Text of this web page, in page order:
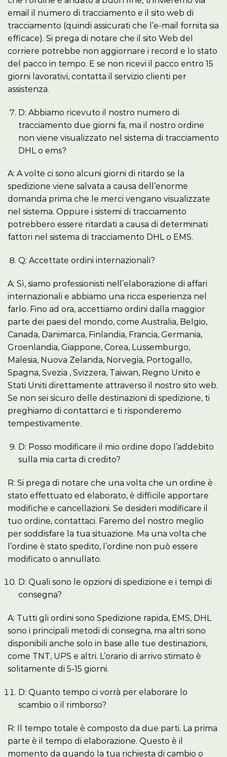
email il numero di tracciamento e il sito web di
tracciamento (quindi assicurati che l’e-mail fornita sia
efficace). Si prega di notare che il sito Web del
corriere potrebbe non aggiornare i record e lo stato
del pacco in tempo. E se non ricevi il pacco entro 15
giorni lavorativi, contatta il servizio clienti per
assistenza.
D: Abbiamo ricevuto il nostro numero di
tracciamento due giorni fa, ma il nostro ordine
non viene visualizzato nel sistema di tracciamento
DHL o ems?
A: A volte ci sono alcuni giorni di ritardo se la
spedizione viene salvata a causa dell’enorme
domanda prima che le merci vengano visualizzate
nel sistema. Oppure i sistemi di tracciamento
potrebbero essere ritardati a causa di determinati
fattori nel sistema di tracciamento DHL o EMS.
Q: Accettate ordini internazionali?
A: Sì, siamo professionisti nell’elaborazione di affari
internazionali e abbiamo una ricca esperienza nel
farlo. Fino ad ora, accettiamo ordini dalla maggior
parte dei paesi del mondo, come Australia, Belgio,
Canada, Danimarca, Finlandia, Francia, Germania,
Groenlandia, Giappone, Corea, Lussemburgo,
Malesia, Nuova Zelanda, Norvegia, Portogallo,
Spagna, Svezia , Svizzera, Taiwan, Regno Unito e
Stati Uniti direttamente attraverso il nostro sito web.
Se non sei sicuro delle destinazioni di spedizione, ti
preghiamo di contattarci e ti risponderemo
tempestivamente.
D: Posso modificare il mio ordine dopo l’addebito
sulla mia carta di credito?
R: Si prega di notare che una volta che un ordine è
stato effettuato ed elaborato, è difficile apportare
modifiche e cancellazioni. Se desideri modificare il
tuo ordine, contattaci. Faremo del nostro meglio
per soddisfare la tua situazione. Ma una volta che
l’ordine è stato spedito, l’ordine non può essere
modificato o annullato.
D: Quali sono le opzioni di spedizione e i tempi di
consegna?
A: Tutti gli ordini sono Spedizione rapida, EMS, DHL
sono i principali metodi di consegna, ma altri sono
disponibili anche solo in base alle tue destinazioni,
come TNT, UPS e altri. L’orario di arrivo stimato è
solitamente di 5-15 giorni.
D: Quanto tempo ci vorrà per elaborare lo
scambio o il rimborso?
R: Il tempo totale è composto da due parti. La prima
parte è il tempo di elaborazione. Questo è il
momento da quando la tua richiesta di cambio o